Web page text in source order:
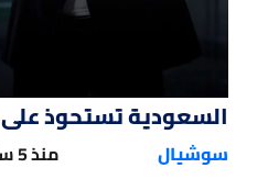
السعودية تستحوذ على EA
سوشيال منذ 5 ساعات